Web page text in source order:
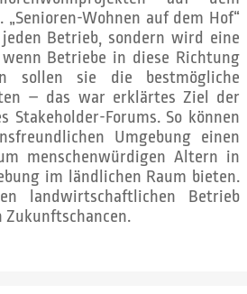
Wohnen auf dem Hof“
Betrieb, sondern wird eine
Betriebe in diese Richtung
sollen sie die bestmögliche
– das war erklärtes Ziel der
Stakeholder-Forums. So können
Umgebung einen
menschenwürdigen Altern in
im ländlichen Raum bieten.
landwirtschaftlichen Betrieb
Zukunftschancen.